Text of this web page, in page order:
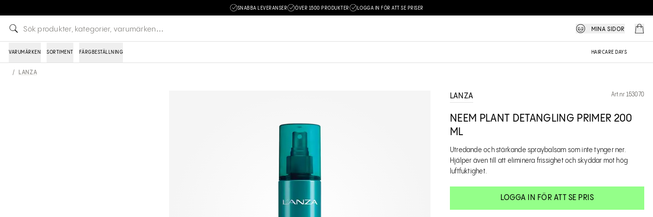
SNABBA LEVERANSER ÖVER 1500 PRODUKTER LOGGA IN FÖR ATT SE PRISER
MINA SIDOR
VARUMÄRKEN SORTIMENT FÄRGBESTÄLLNING HAIRCARE DAYS
/ LANZA
LANZA Art.nr 153070
NEEM PLANT DETANGLING PRIMER 200
ML
Utredande och stärkande spraybalsam som inte tynger ner.
Hjälper även till att eliminera frissighet och skyddar mot hög
luftfuktighet.
LOGGA IN FÖR ATT SE PRIS